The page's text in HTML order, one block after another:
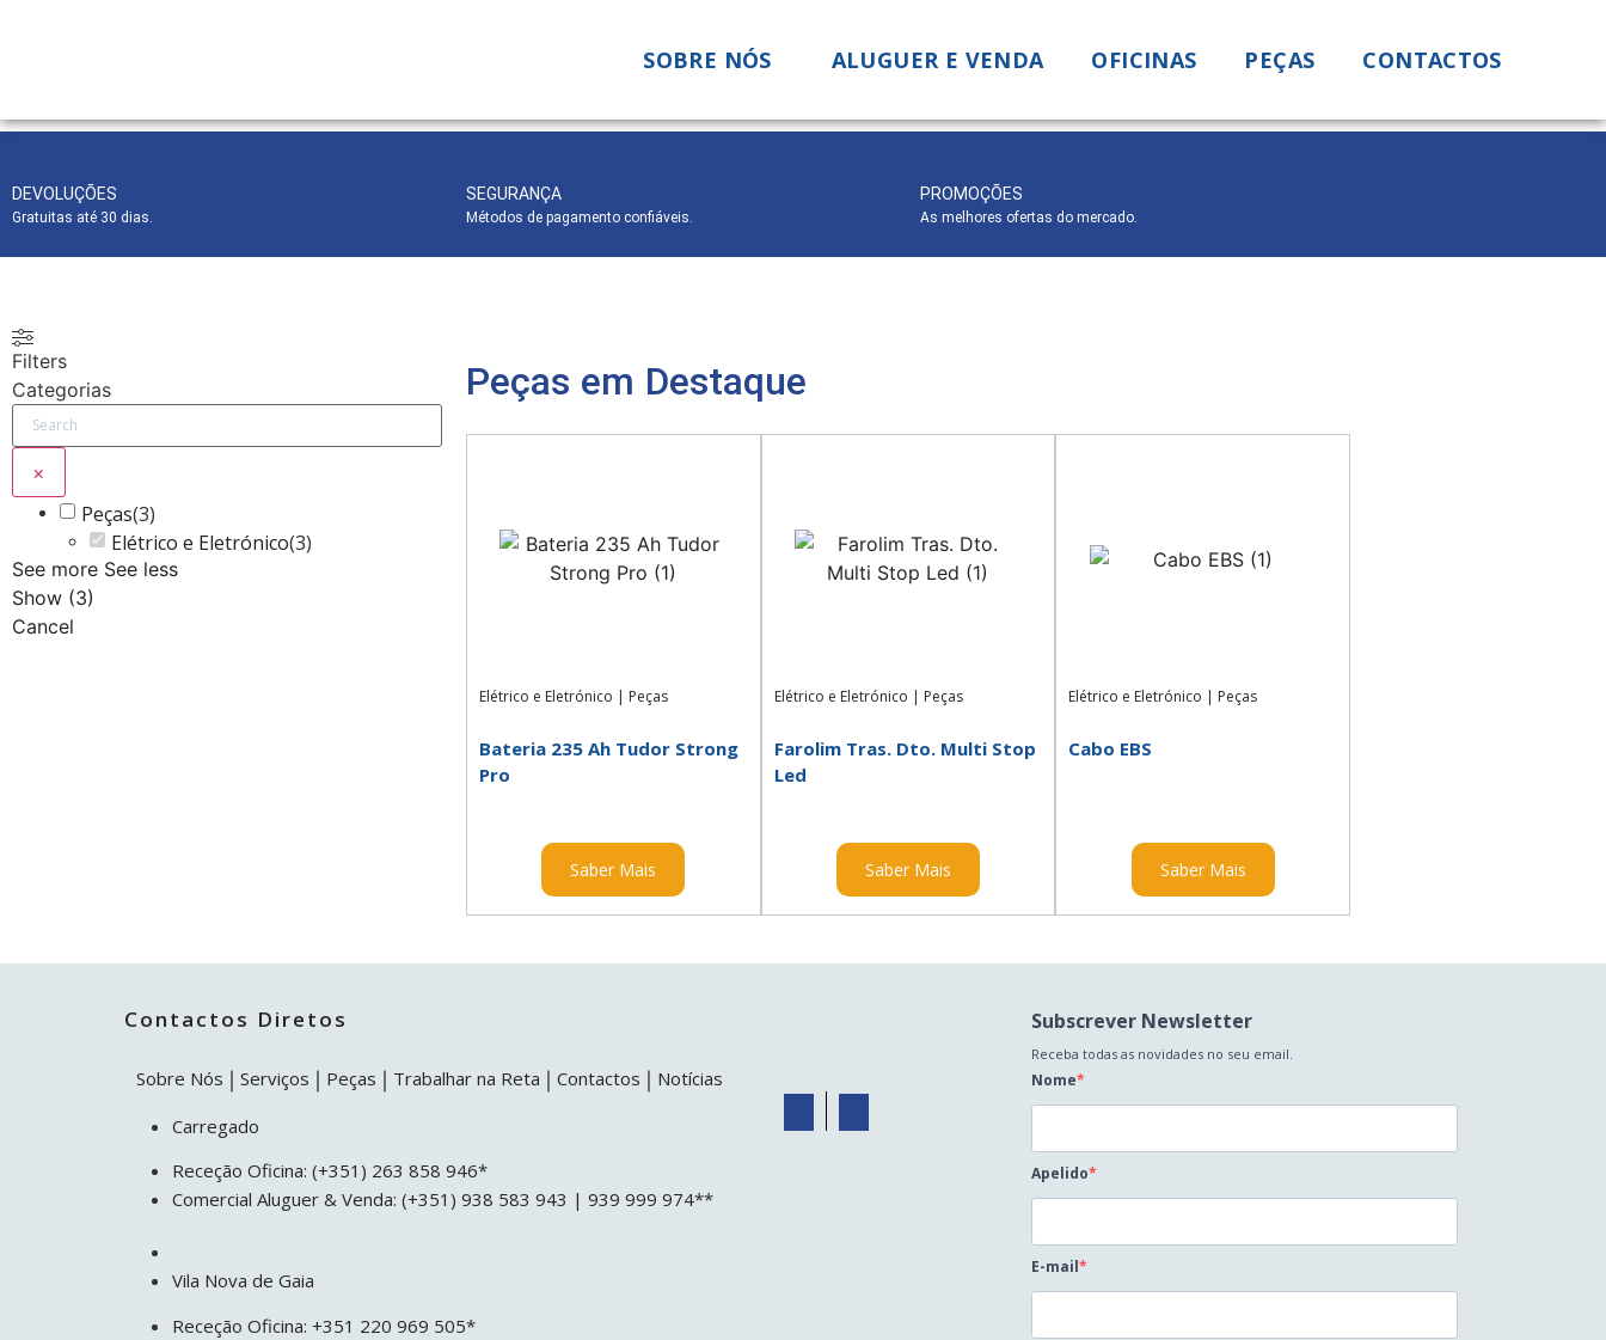
SOBRE NÓS ALUGUER E VENDA OFICINAS PEÇAS CONTACTOS
DEVOLUÇÕES
Gratuitas até 30 dias.
SEGURANÇA
Métodos de pagamento confiáveis.
PROMOÇÕES
As melhores ofertas do mercado.
Filters
Categorias
×
Peças(3)
Elétrico e Eletrónico(3)
See more See less
Show (3)
Cancel
Peças em Destaque
Elétrico e Eletrónico | Peças
Bateria 235 Ah Tudor Strong
Pro
Saber Mais
Elétrico e Eletrónico | Peças
Farolim Tras. Dto. Multi Stop
Led
Saber Mais
Elétrico e Eletrónico | Peças
Cabo EBS
Saber Mais
Contactos Diretos
Sobre Nós Serviços Peças Trabalhar na Reta Contactos
Notícias
Carregado
Receção Oficina: (+351) 263 858 946*
Comercial Aluguer & Venda: (+351) 938 583 943 | 939 999 974**
Vila Nova de Gaia
Receção Oficina: +351 220 969 505*
Subscrever Newsletter
Receba todas as novidades no seu email.
Nome
Apelido
E-mail